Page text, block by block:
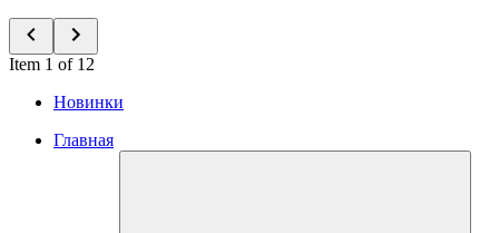
Item 1 of 12
Новинки
Главная